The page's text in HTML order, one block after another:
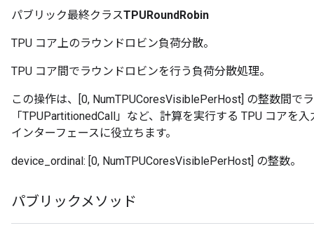
パブリック最終クラスTPURoundRobin
TPU コア上のラウンドロビン負荷分散。
TPU コア間でラウンドロビンを行う負荷分散処理。
この操作は、[0, NumTPUCoresVisiblePerHost] の整数間で
「TPUPartitionedCall」など、計算を実行する TPU コアを
インターフェースに役立ちます。
device_ordinal: [0, NumTPUCoresVisiblePerHost] の整数。
パブリックメソッド